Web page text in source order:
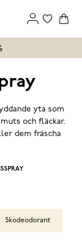
yta som
och fläckar.
dem fräscha
Skodeodorant